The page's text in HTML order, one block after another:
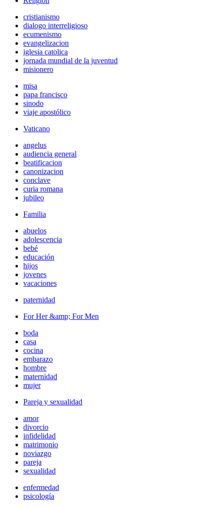
cristianismo
dialogo interreligioso
ecumenismo
evangelizacion
iglesia catolica
jornada mundial de la juventud
misionero
misa
papa francisco
sinodo
viaje apostólico
Vaticano
angelus
audiencia general
beatificacion
canonizacion
conclave
curia romana
jubileo
Familia
abuelos
adolescencia
bebé
educación
hijos
jovenes
vacaciones
paternidad
For Her &amp; For Men
boda
casa
cocina
embarazo
hombre
maternidad
mujer
Pareja y sexualidad
amor
divorcio
infidelidad
matrimonio
noviazgo
pareja
sexualidad
enfermedad
psicología